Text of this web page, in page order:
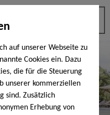
auf unserer Webseite zu
Cookies ein. Dazu
die für die Steuerung
unserer kommerziellen
sind. Zusätzlich
Erhebung von